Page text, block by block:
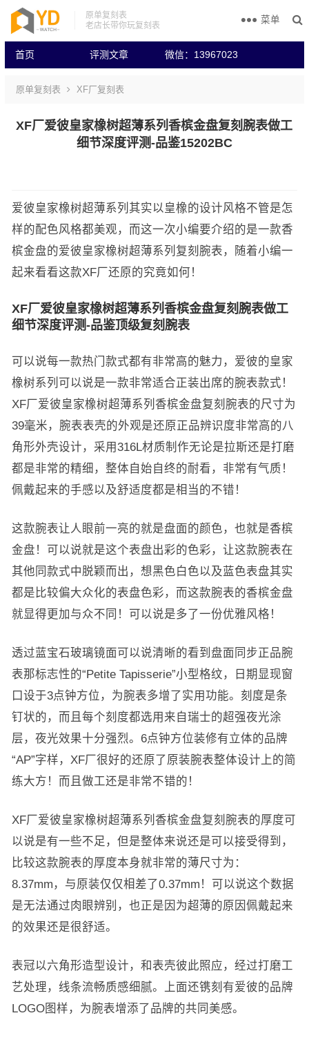
原单复刻表
老店长带你玩复刻表
首页 评测文章 微信：13967023
菜单
原单复刻表 XF厂复刻表
XF厂爱彼皇家橡树超薄系列香槟金盘复刻腕表做工
细节深度评测-品鉴15202BC
爱彼皇家橡树超薄系列其实以皇橡的设计风格不管是怎
样的配色风格都美观，而这一次小编要介绍的是一款香
槟金盘的爱彼皇家橡树超薄系列复刻腕表，随着小编一
起来看看这款XF厂还原的究竟如何！
XF厂爱彼皇家橡树超薄系列香槟金盘复刻腕表做工
细节深度评测-品鉴顶级复刻腕表
可以说每一款热门款式都有非常高的魅力，爱彼的皇家
橡树系列可以说是一款非常适合正装出席的腕表款式！
XF厂爱彼皇家橡树超薄系列香槟金盘复刻腕表的尺寸为
39毫米，腕表表壳的外观是还原正品辨识度非常高的八
角形外壳设计，采用316L材质制作无论是拉斯还是打磨
都是非常的精细，整体自始自终的耐看，非常有气质！
佩戴起来的手感以及舒适度都是相当的不错！
这款腕表让人眼前一亮的就是盘面的颜色，也就是香槟
金盘！可以说就是这个表盘出彩的色彩，让这款腕表在
其他同款式中脱颖而出，想黑色白色以及蓝色表盘其实
都是比较偏大众化的表盘色彩，而这款腕表的香槟金盘
就显得更加与众不同！可以说是多了一份优雅风格！
透过蓝宝石玻璃镜面可以说清晰的看到盘面同步正品腕
表那标志性的“Petite Tapisserie”小型格纹，日期显现窗
口设于3点钟方位，为腕表多增了实用功能。刻度是条
钉状的，而且每个刻度都选用来自瑞士的超强夜光涂
层，夜光效果十分强烈。6点钟方位装修有立体的品牌
“AP”字样，XF厂很好的还原了原装腕表整体设计上的简
练大方！而且做工还是非常不错的！
XF厂爱彼皇家橡树超薄系列香槟金盘复刻腕表的厚度可
以说是有一些不足，但是整体来说还是可以接受得到，
比较这款腕表的厚度本身就非常的薄尺寸为：
8.37mm，与原装仅仅相差了0.37mm！可以说这个数据
是无法通过肉眼辨别，也正是因为超薄的原因佩戴起来
的效果还是很舒适。
表冠以六角形造型设计，和表壳彼此照应，经过打磨工
艺处理，线条流畅质感细腻。上面还镌刻有爱彼的品牌
LOGO图样，为腕表增添了品牌的共同美感。